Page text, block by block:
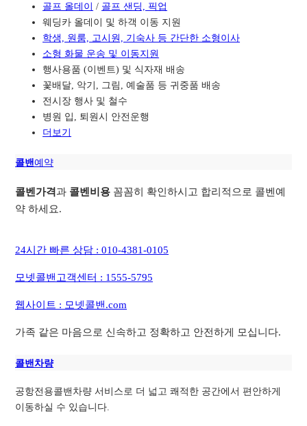
골프 올데이 / 골프 샌딩, 픽업
웨딩카 올데이 및 하객 이동 지원
학생, 원룸, 고시원, 기숙사 등 간단한 소형이사
소형 화물 운송 및 이동지원
행사용품 (이벤트) 및 식자재 배송
꽃배달, 악기, 그림, 예술품 등 귀중품 배송
전시장 행사 및 철수
병원 입, 퇴원시 안전운행
더보기
콜밴예약
콜벤가격과 콜벤비용 꼼꼼히 확인하시고 합리적으로 콜벤예
약 하세요.
24시간 빠른 상담 : 010-4381-0105
모넷콜밴고객센터 : 1555-5795
웹사이트 : 모넷콜밴.com
가족 같은 마음으로 신속하고 정확하고 안전하게 모십니다.
콜밴차량
공항전용콜밴차량 서비스로 더 넓고 쾌적한 공간에서 편안하게
이동하실 수 있습니다.